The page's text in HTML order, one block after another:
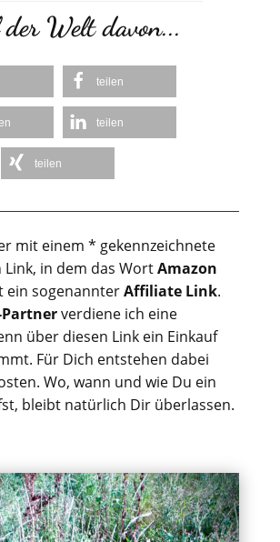
Welt davon...
teilen
teilen
teilen
mit einem * gekennzeichnete
Link, in dem das WortAmazon
ein sogenannterAffiliate Link.
verdiene ich eine
über diesen Link ein Einkauf
Für Dich entstehen dabei
Wo, wann und wie Du ein
bleibt natürlich Dir überlassen.